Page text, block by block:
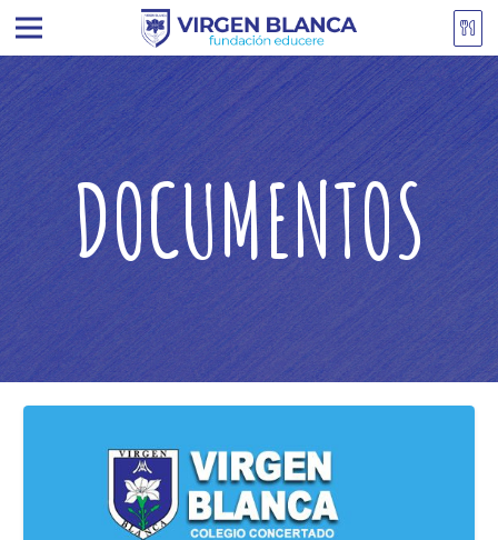
DOCUMENTOS